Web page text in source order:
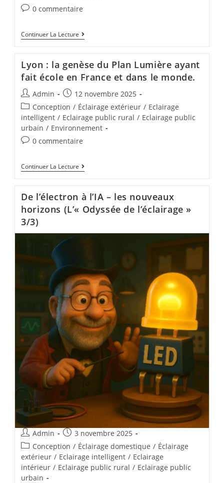
0 commentaire
Continuer La Lecture
Lyon : la genèse du Plan Lumière ayant
fait école en France et dans le monde.
Admin
12 novembre 2025
Conception / Éclairage extérieur / Eclairage
intelligent / Eclairage public rural / Eclairage public
urbain / Environnement
0 commentaire
Continuer La Lecture
De l’électron à l’IA – les nouveaux
horizons (L’« Odyssée de l’éclairage »
3/3)
Admin
3 novembre 2025
Conception / Éclairage domestique / Éclairage
extérieur / Eclairage intelligent / Eclairage
intérieur / Eclairage public rural / Eclairage public
urbain